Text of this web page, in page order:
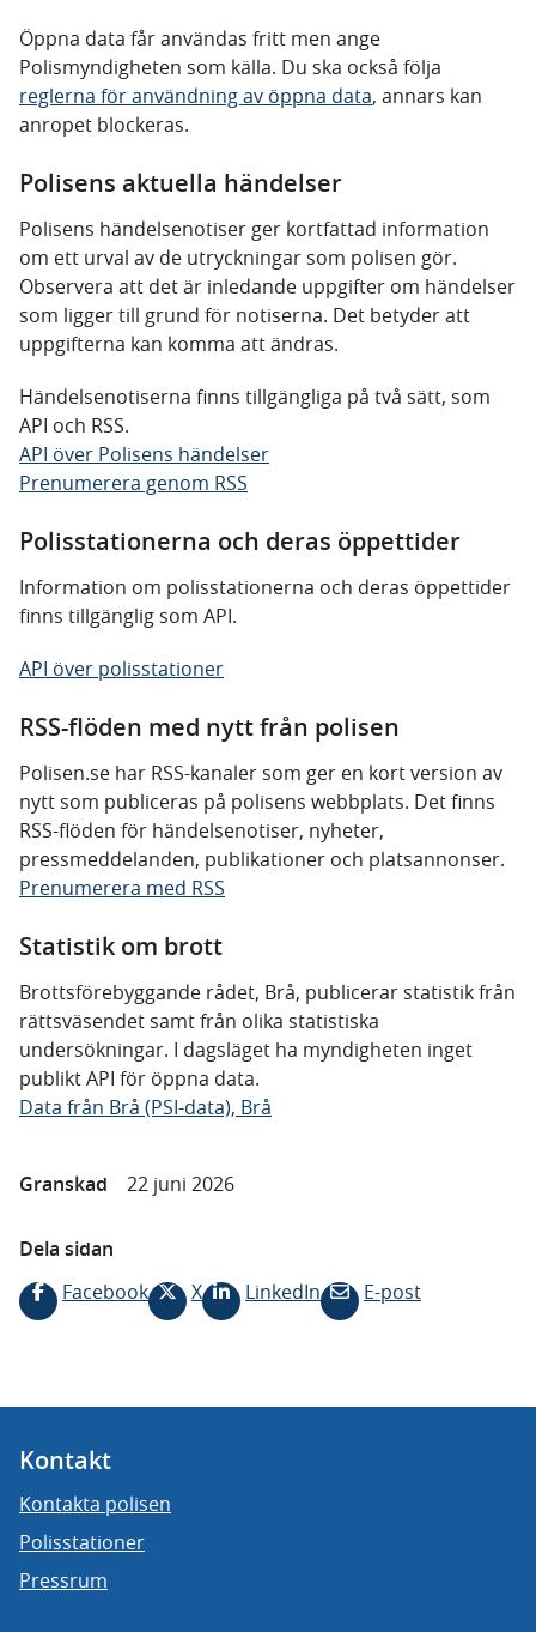
Öppna data får användas fritt men ange
Polismyndigheten som källa. Du ska också följa
reglerna för användning av öppna data, annars kan
anropet blockeras.
Polisens aktuella händelser
Polisens händelsenotiser ger kortfattad information
om ett urval av de utryckningar som polisen gör.
Observera att det är inledande uppgifter om händelser
som ligger till grund för notiserna. Det betyder att
uppgifterna kan komma att ändras.
Händelsenotiserna finns tillgängliga på två sätt, som
API och RSS.
API över Polisens händelser
Prenumerera genom RSS
Polisstationerna och deras öppettider
Information om polisstationerna och deras öppettider
finns tillgänglig som API.
API över polisstationer
RSS-flöden med nytt från polisen
Polisen.se har RSS-kanaler som ger en kort version av
nytt som publiceras på polisens webbplats. Det finns
RSS-flöden för händelsenotiser, nyheter,
pressmeddelanden, publikationer och platsannonser.
Prenumerera med RSS
Statistik om brott
Brottsförebyggande rådet, Brå, publicerar statistik från
rättsväsendet samt från olika statistiska
undersökningar. I dagsläget ha myndigheten inget
publikt API för öppna data.
Data från Brå (PSI-data), Brå
Granskad 22 juni 2026
Dela sidan
Facebook
X LinkedIn E-post
Kontakt
Kontakta polisen
Polisstationer
Pressrum